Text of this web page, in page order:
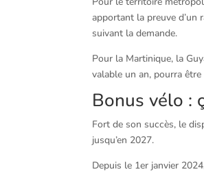
apportant la preuve d’un
suivant la demande.
Pour la Martinique, la
valable un an, pourra
Bonus vélo :
Fort de son succès, le
jusqu’en 2027.
Depuis le 1er janvier